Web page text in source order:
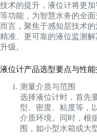
技术的提升，液位计将更
等功能，为智慧水务的全
而言，聚焦于感知层技术
精准、更可靠的液位监测
升级。
液位计产品选型要点与性
测量介质与范围
选择液位计时，首先
型、密度、粘度等，
介质环境。同时，根
围，如小型水箱或大